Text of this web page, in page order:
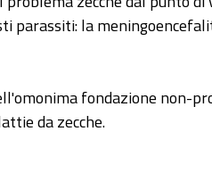
parassiti: la
fondazione non-
da zecche.